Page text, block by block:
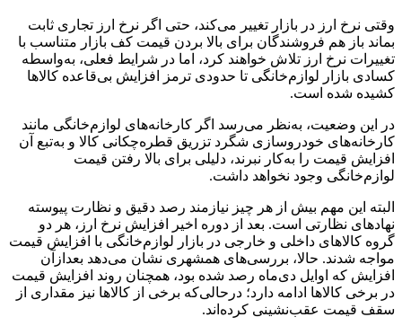
وقتی نرخ ارز در بازار تغییر می‌کند، حتی اگر نرخ ارز تجاری ثابت
بماند باز هم فروشندگان برای بالا بردن قیمت کف بازار متناسب با
تغییرات نرخ ارز تلاش خواهند کرد، اما در شرایط فعلی، به‌واسطه
کسادی بازار لوازم‌خانگی تا حدودی ترمز افزایش بی‌قاعده کالاها
کشیده شده است.
در این وضعیت، به‌نظر می‌رسد اگر کارخانه‌های لوازم‌خانگی مانند
کارخانه‌های خودروسازی شگرد تزریق قطره‌چکانی کالا و به‌تبع آن
افزایش قیمت را به‌کار نبرند، دلیلی برای بالا رفتن قیمت
لوازم‌خانگی وجود نخواهد داشت.
البته این مهم بیش از هر چیز نیازمند رصد دقیق و نظارت پیوسته
نهادهای نظارتی است. بعد از دوره اخیر افزایش نرخ ارز، هر دو
گروه کالاهای داخلی و خارجی در بازار لوازم‌خانگی با افزایش قیمت
مواجه شدند. حالا، بررسی‌های همشهری نشان می‌دهد بعدازآن
افزایش که اوایل دی‌ماه رصد شده بود، همچنان روند افزایش قیمت
در برخی کالاها ادامه دارد؛ درحالی‌که برخی از کالاها نیز مقداری از
سقف قیمت عقب‌نشینی کرده‌اند.